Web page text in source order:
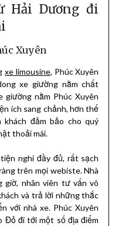
Hải Dương đi
Xuyên
xe limousine, Phúc Xuyên
xe giường nằm chất
giường nằm Phúc Xuyên
ích sang chảnh, hơn thế
đảm bảo cho quý
thoải mái.
nghi đầy đủ, rất sạch
trên mọi webiste. Nhà
giờ, nhân viên tư vấn vô
và trả lời những thắc
với nhà xe. Phúc Xuyên
Đỏ đi tới một số địa điểm